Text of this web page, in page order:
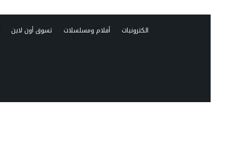
الكترونيات أفلام ومسلسلات تسوق أون لاين